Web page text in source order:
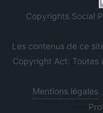
Copyrights Social
Les contenus de ce
Copyright Act: Toutes
Mentions légales